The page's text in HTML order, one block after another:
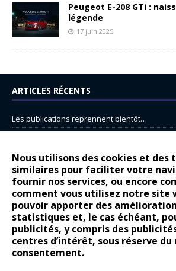
Nous utilisons des cookies et des
similaires pour faciliter votre
fournir nos services, ou encore
comment vous utilisez notre site
pouvoir apporter des
statistiques et, le cas échéant,
publicités, y compris des
centres d’intérêt, sous réserve
consentement.
Peugeot E-208 GTi :
légende
17 juin 2025
ARTICLES RÉCENTS
Les publications reprennent bientôt…
14 juillet : nouveau film de marque pour
Renault Espace : voyage, voyage…
Peugeot E-208 GTi : naissance d’une légende
COMMENTAIRES RÉCENTS
Bernard DardartdansDacia Sandero : pour